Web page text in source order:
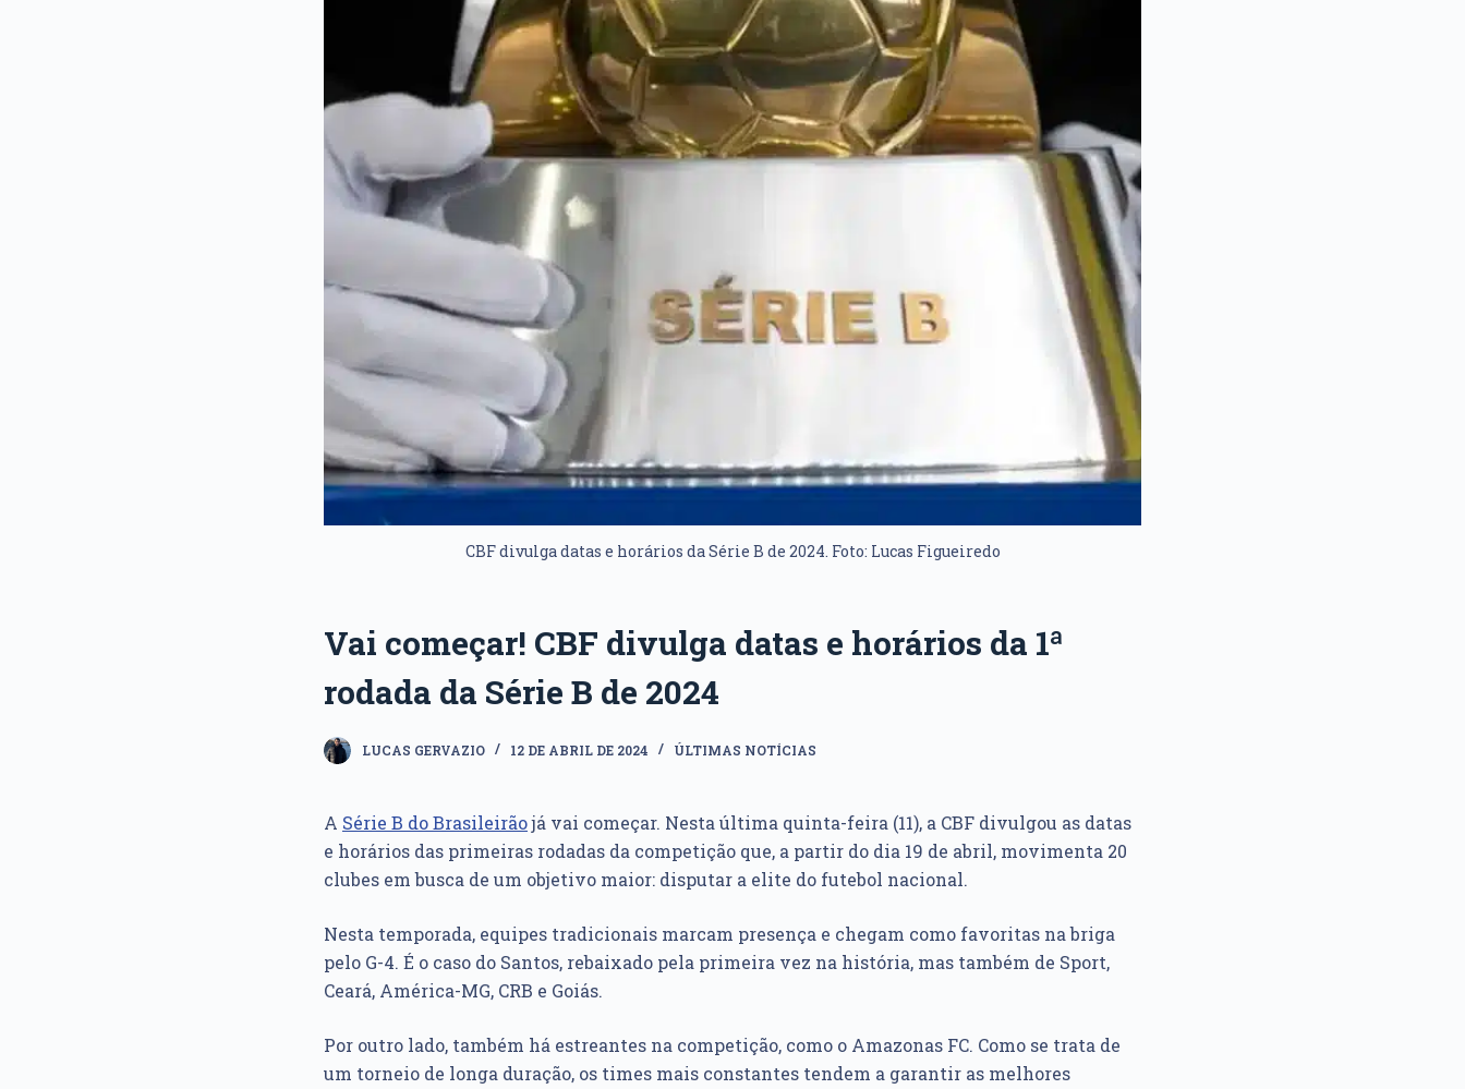
CBF divulga datas e horários da Série B de 2024. Foto: Lucas Figueiredo
Vai começar! CBF divulga datas e horários da 1ª
rodada da Série B de 2024
LUCAS GERVAZIO 12 DE ABRIL DE 2024 ÚLTIMAS NOTÍCIAS
A Série B do Brasileirãojá vai começar. Nesta última quinta-feira (11), a CBF divulgou as datas
e horários das primeiras rodadas da competição que, a partir do dia 19 de abril, movimenta 20
clubes em busca de um objetivo maior: disputar a elite do futebol nacional.
Nesta temporada, equipes tradicionais marcam presença e chegam como favoritas na briga
pelo G-4. É o caso do Santos, rebaixado pela primeira vez na história, mas também de Sport,
Ceará, América-MG, CRB e Goiás.
Por outro lado, também há estreantes na competição, como o Amazonas FC. Como se trata de
um torneio de longa duração, os times mais constantes tendem a garantir as melhores